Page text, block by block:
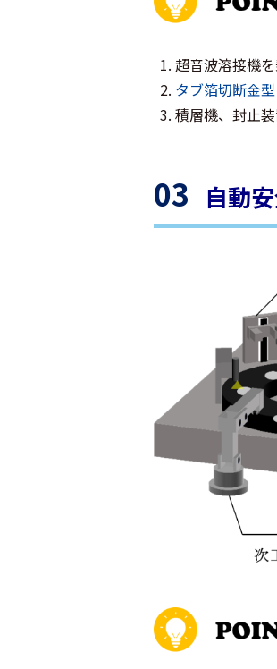
超音波溶接機
タブ箔切断金型
積層機、封止
03 自動